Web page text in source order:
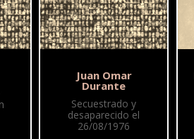
Juan Omar
Durante
Secuestrado y
desaparecido el
26/08/1976